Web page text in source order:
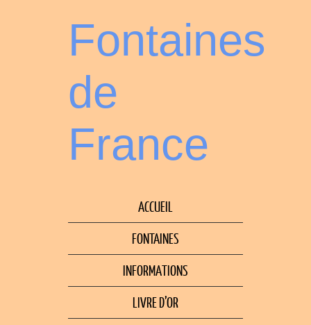
Fontaines
de
France
ACCUEIL
FONTAINES
INFORMATIONS
LIVRE D’OR